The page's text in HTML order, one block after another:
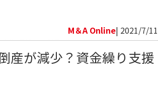
M＆A Online| 2021/7/11
産が減少？資金繰り支援